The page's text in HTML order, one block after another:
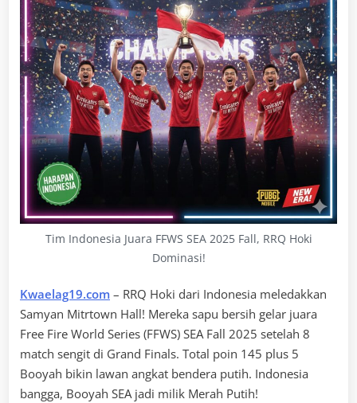
Tim Indonesia Juara FFWS SEA 2025 Fall, RRQ Hoki
Dominasi!
Kwaelag19.com – RRQ Hoki dari Indonesia meledakkan
Samyan Mitrtown Hall! Mereka sapu bersih gelar juara
Free Fire World Series (FFWS) SEA Fall 2025 setelah 8
match sengit di Grand Finals. Total poin 145 plus 5
Booyah bikin lawan angkat bendera putih. Indonesia
bangga, Booyah SEA jadi milik Merah Putih!